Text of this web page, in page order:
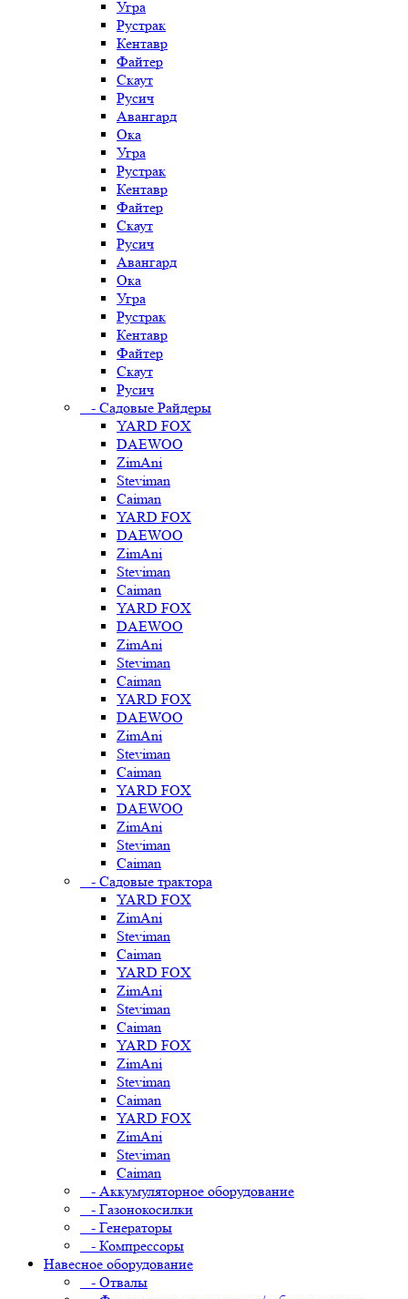
Угра
Рустрак
Кентавр
Файтер
Скаут
Русич
Авангард
Ока
Угра
Рустрак
Кентавр
Файтер
Скаут
Русич
Авангард
Ока
Угра
Рустрак
Кентавр
Файтер
Скаут
Русич
- Садовые Райдеры
YARD FOX
DAEWOO
ZimAni
Steviman
Caiman
YARD FOX
DAEWOO
ZimAni
Steviman
Caiman
YARD FOX
DAEWOO
ZimAni
Steviman
Caiman
YARD FOX
DAEWOO
ZimAni
Steviman
Caiman
YARD FOX
DAEWOO
ZimAni
Steviman
Caiman
- Садовые трактора
YARD FOX
ZimAni
Steviman
Caiman
YARD FOX
ZimAni
Steviman
Caiman
YARD FOX
ZimAni
Steviman
Caiman
YARD FOX
ZimAni
Steviman
Caiman
- Аккумуляторное оборудование
- Газонокосилки
- Генераторы
- Компрессоры
Навесное оборудование
- Отвалы